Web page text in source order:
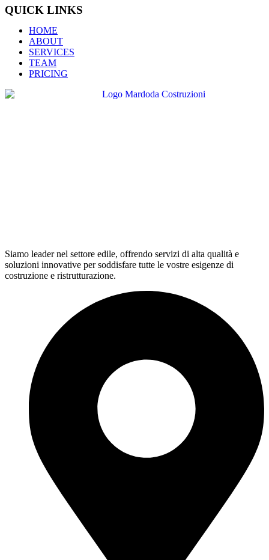
QUICK LINKS
HOME
ABOUT
SERVICES
TEAM
PRICING
Siamo leader nel settore edile, offrendo servizi di alta qualità e
soluzioni innovative per soddisfare tutte le vostre esigenze di
costruzione e ristrutturazione.